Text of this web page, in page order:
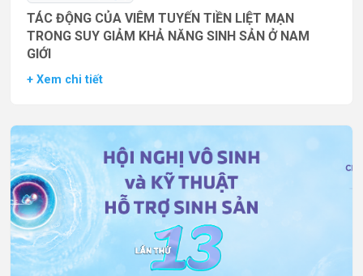
TÁC ĐỘNG CỦA VIÊM TUYẾN TIỀN LIỆT MẠN
TRONG SUY GIẢM KHẢ NĂNG SINH SẢN Ở NAM
GIỚI
+ Xem chi tiết